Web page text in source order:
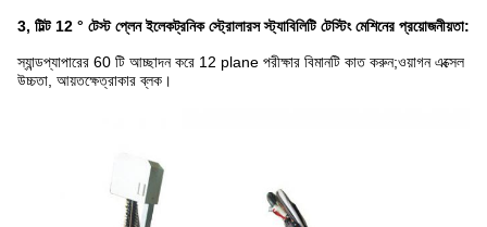
3, টিল্ট 12 ° টেস্ট প্লেন ইলেকট্রনিক স্ট্রোলারস স্ট্যাবিলিটি টেস্টিং মেশিনের প্রয়োজনীয়তা:
স্যান্ডপ্যাপারের 60 টি আচ্ছাদন করে 12 plane পরীক্ষার বিমানটি কাত করুন;ওয়াগন এক্সেল
উচ্চতা, আয়তক্ষেত্রাকার ব্লক।